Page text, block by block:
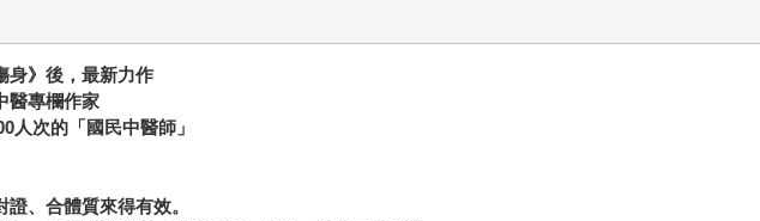
身》後，最新力作
醫專欄作家
人次的「國民中醫師」
、合體質來得有效。